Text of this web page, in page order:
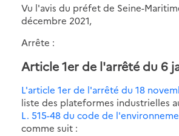
Vu l'avis du préfet de Seine-
décembre 2021,
Arrête :
Article 1er de l'arrêté du 6
L'article 1er de l'arrêté du 18
liste des plateformes industrielles
L. 515-48 du code de
comme suit :